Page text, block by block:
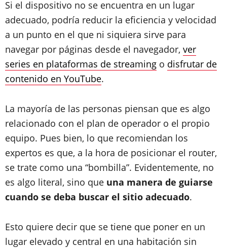
Si el dispositivo no se encuentra en un lugar
adecuado, podría reducir la eficiencia y velocidad
a un punto en el que ni siquiera sirve para
navegar por páginas desde el navegador, ver
series en plataformas de streaming o disfrutar de
contenido en YouTube.
La mayoría de las personas piensan que es algo
relacionado con el plan de operador o el propio
equipo. Pues bien, lo que recomiendan los
expertos es que, a la hora de posicionar el router,
se trate como una “bombilla”. Evidentemente, no
es algo literal, sino que una manera de guiarse
cuando se deba buscar el sitio adecuado.
Esto quiere decir que se tiene que poner en un
lugar elevado y central en una habitación sin